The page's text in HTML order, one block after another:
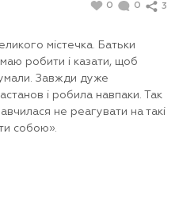
0 0 3
містечка. Батьки
робити і казати, щоб
Завжди дуже
і робила навпаки. Так
не реагувати на такі
собою».